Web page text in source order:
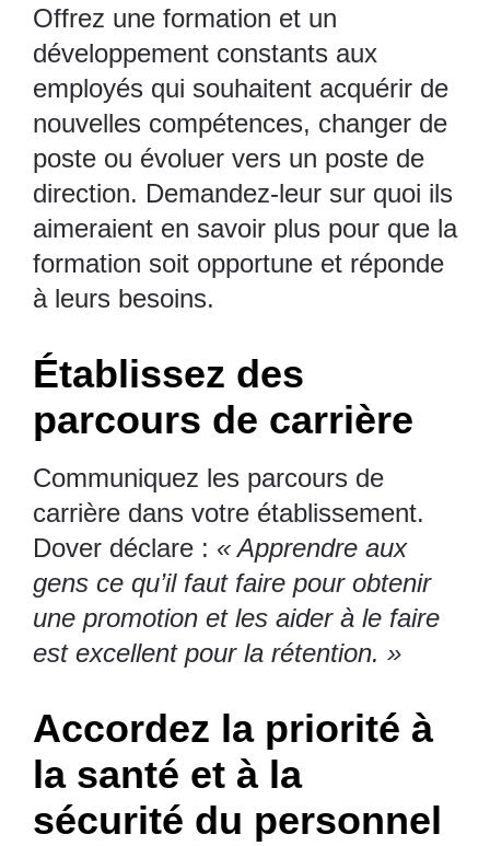
Offrez une formation et un
développement constants aux
employés qui souhaitent acquérir de
nouvelles compétences, changer de
poste ou évoluer vers un poste de
direction. Demandez-leur sur quoi ils
aimeraient en savoir plus pour que la
formation soit opportune et réponde
à leurs besoins.
Établissez des
parcours de carrière
Communiquez les parcours de
carrière dans votre établissement.
Dover déclare : « Apprendre aux
gens ce qu’il faut faire pour obtenir
une promotion et les aider à le faire
est excellent pour la rétention. »
Accordez la priorité à
la santé et à la
sécurité du personnel